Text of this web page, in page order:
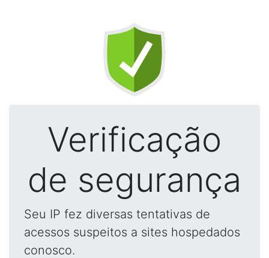
Verificação
de segurança
Seu IP fez diversas tentativas de
acessos suspeitos a sites hospedados
conosco.